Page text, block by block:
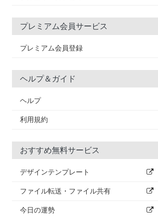
プレミアム会員サービス
プレミアム会員登録
ヘルプ＆ガイド
ヘルプ
利用規約
おすすめ無料サービス
デザインテンプレート
ファイル転送・ファイル共有
今日の運勢